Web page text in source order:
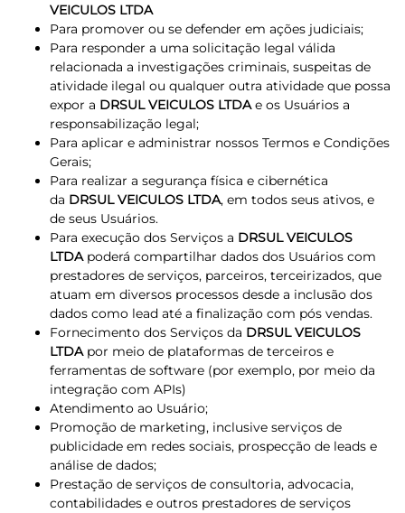
VEICULOS LTDA
Para promover ou se defender em ações judiciais;
Para responder a uma solicitação legal válida
relacionada a investigações criminais, suspeitas de
atividade ilegal ou qualquer outra atividade que possa
expor a DRSUL VEICULOS LTDAe os Usuários a
responsabilização legal;
Para aplicar e administrar nossos Termos e Condições
Gerais;
Para realizar a segurança física e cibernética
da DRSUL VEICULOS LTDA, em todos seus ativos, e
de seus Usuários.
Para execução dos Serviços a DRSUL VEICULOS
LTDApoderá compartilhar dados dos Usuários com
prestadores de serviços, parceiros, terceirizados, que
atuam em diversos processos desde a inclusão dos
dados como lead até a finalização com pós vendas.
Fornecimento dos Serviços da DRSUL VEICULOS
LTDApor meio de plataformas de terceiros e
ferramentas de software (por exemplo, por meio da
integração com APIs)
Atendimento ao Usuário;
Promoção de marketing, inclusive serviços de
publicidade em redes sociais, prospecção de leads e
análise de dados;
Prestação de serviços de consultoria, advocacia,
contabilidades e outros prestadores de serviços